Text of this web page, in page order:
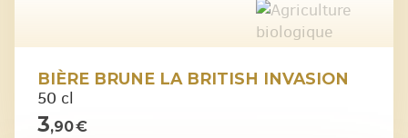
BIÈRE BRUNE LA BRITISH INVASION
50 cl
3,90 €